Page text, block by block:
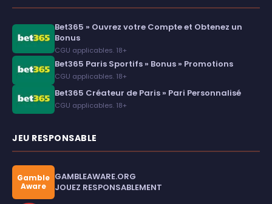
Bet365 » Ouvrez votre Compte et Obtenez un
Bonus
CGU applicables. 18+
Bet365 Paris Sportifs » Bonus » Promotions
CGU applicables. 18+
Bet365 Créateur de Paris » Pari Personnalisé
CGU applicables. 18+
JEU RESPONSABLE
Gamble
Aware
GAMBLEAWARE.ORG
JOUEZ RESPONSABLEMENT